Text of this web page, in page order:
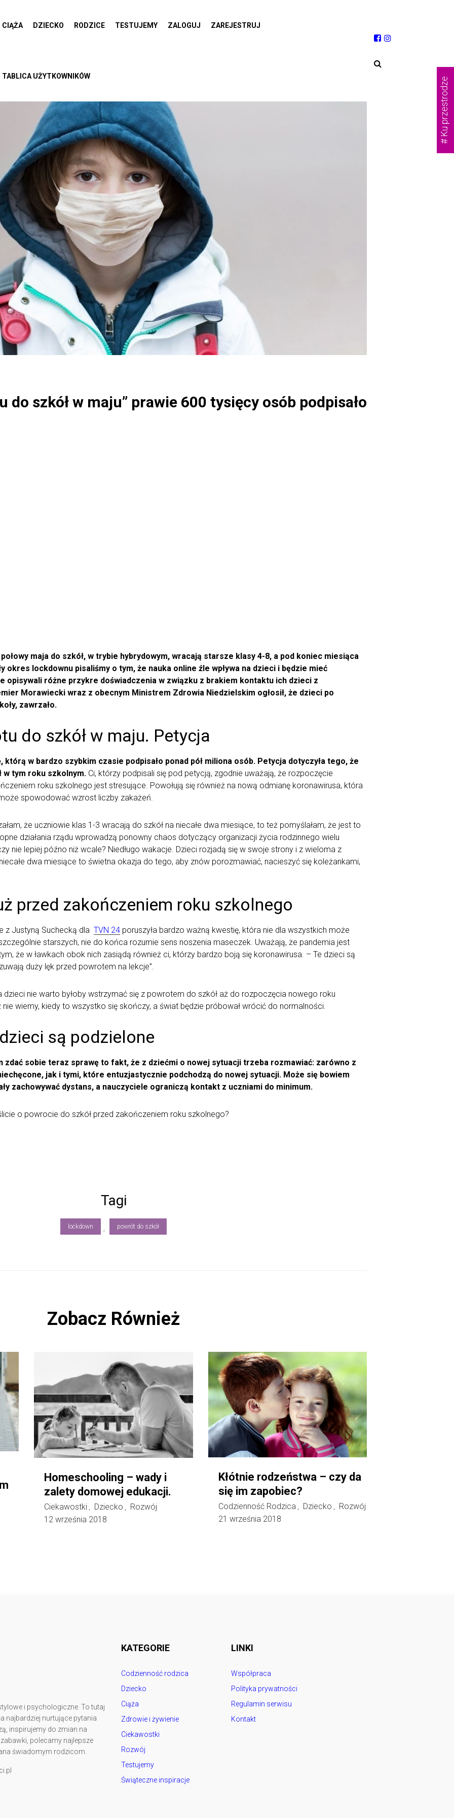
CIĄŻA DZIECKO RODZICE TESTUJEMY ZALOGUJ ZAREJESTRUJ
TABLICA UŻYTKOWNIKÓW
do szkół w maju” prawie 600 tysięcy osób podpisało
maja do szkół, w trybie hybrydowym, wracają starsze klasy 4-8, a pod koniec miesiąca
okres lockdownu pisaliśmy o tym, że nauka online źle wpływa na dzieci i będzie mieć
opisywali różne przykre doświadczenia w związku z brakiem kontaktu ich dzieci z
Morawiecki wraz z obecnym Ministrem Zdrowia Niedzielskim ogłosił, że dzieci po
zawrzało.
do szkół w maju. Petycja
w bardzo szybkim czasie podpisało ponad pół miliona osób. Petycja dotyczyła tego, że
w tym roku szkolnym. Ci, którzy podpisali się pod petycją, zgodnie uważają, że rozpoczęcie
roku szkolnego jest stresujące. Powołują się również na nową odmianę koronawirusa, która
spowodować wzrost liczby zakażeń.
że uczniowie klas 1-3 wracają do szkół na niecałe dwa miesiące, to też pomyślałam, że jest to
działania rządu wprowadzą ponowny chaos dotyczący organizacji życia rodzinnego wielu
nie lepiej późno niż wcale? Niedługo wakacje. Dzieci rozjadą się w swoje strony i z wieloma z
dwa miesiące to świetna okazja do tego, aby znów porozmawiać, nacieszyć się koleżankami,
przed zakończeniem roku szkolnego
z Justyną Suchecką dla TVN 24 poruszyła bardzo ważną kwestię, która nie dla wszystkich może
starszych, nie do końca rozumie sens noszenia maseczek. Uważają, że pandemia jest
że w ławkach obok nich zasiądą również ci, którzy bardzo boją się koronawirusa. – Te dzieci są
duży lęk przed powrotem na lekcje”.
dzieci nie warto byłoby wstrzymać się z powrotem do szkół aż do rozpoczęcia nowego roku
wiemy, kiedy to wszystko się skończy, a świat będzie próbował wrócić do normalności.
są podzielone
zdać sobie teraz sprawę to fakt, że z dziećmi o nowej sytuacji trzeba rozmawiać: zarówno z
jak i tymi, które entuzjastycznie podchodzą do nowej sytuacji. Może się bowiem
zachowywać dystans, a nauczyciele ograniczą kontakt z uczniami do minimum.
o powrocie do szkół przed zakończeniem roku szkolnego?
Tagi
lockdown , powrót do szkół
Zobacz Również
Homeschooling – wady i
zalety domowej edukacji.
Ciekawostki Dziecko
Rozwój
12 września 2018
Kłótnie rodzeństwa – czy da
się im zapobiec?
Codzienność Rodzica, Dziecko ,
Rozwój
21 września 2018
i psychologiczne. To tutaj
najbardziej nurtujące pytania
inspirujemy do zmian na
polecamy najlepsze
świadomym rodzicom.
KATEGORIE
Codzienność rodzica
Dziecko
Ciąża
Zdrowie i żywienie
Ciekawostki
Rozwój
Testujemy
Świąteczne inspiracje
LINKI
Współpraca
Polityka prywatności
Regulamin serwisu
Kontakt
# Ku przestrodze